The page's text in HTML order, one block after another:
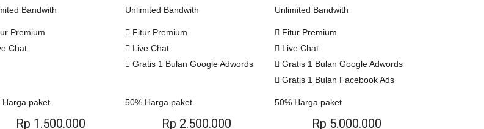
Bandwith Unlimited Bandwith Unlimited Bandwith
Premium
Chat
Fitur Premium
Live Chat
Gratis 1 Bulan Google Adwords
Fitur Premium
Live Chat
Gratis 1 Bulan Google Adwords
Gratis 1 Bulan Facebook Ads
Harga paket 50% Harga paket 50% Harga paket
Rp 1.500.000 Rp 2.500.000 Rp 5.000.000